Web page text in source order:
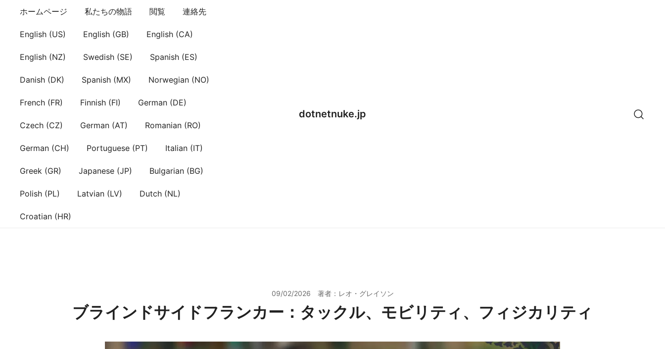
content
ホームページ 私たちの物語 閲覧 連絡先
English (US) English (GB) English (CA)
English (NZ) Swedish (SE) Spanish (ES)
Danish (DK) Spanish (MX) Norwegian (NO)
French (FR) Finnish (FI) German (DE)
Czech (CZ) German (AT) Romanian (RO)
German (CH) Portuguese (PT) Italian (IT)
Greek (GR) Japanese (JP) Bulgarian (BG)
Polish (PL) Latvian (LV) Dutch (NL)
Croatian (HR)
dotnetnuke.jp
09/02/2026 著者：レオ・グレイソン
ブラインドサイドフランカー：タックル、モビリティ、フィジカリティ